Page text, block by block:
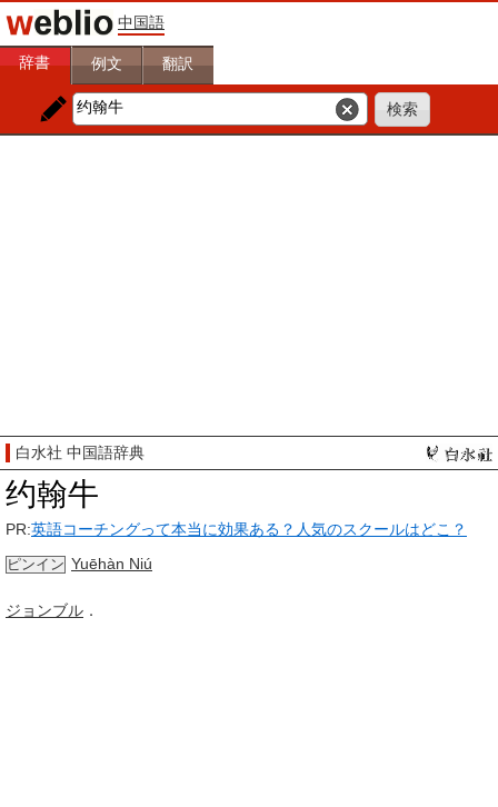
中国語
辞書 例文 翻訳
白水社 中国語辞典
约翰牛
PR:英語コーチングって本当に効果ある？人気のスクールはどこ？
ピンイン Yuēhàn Niú
ジョンブル ．